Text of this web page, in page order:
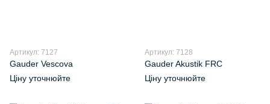
Артикул: 7127
Gauder Vescova
Ціну уточнюйте
Артикул: 7128
Gauder Akustik FRC
Ціну уточнюйте